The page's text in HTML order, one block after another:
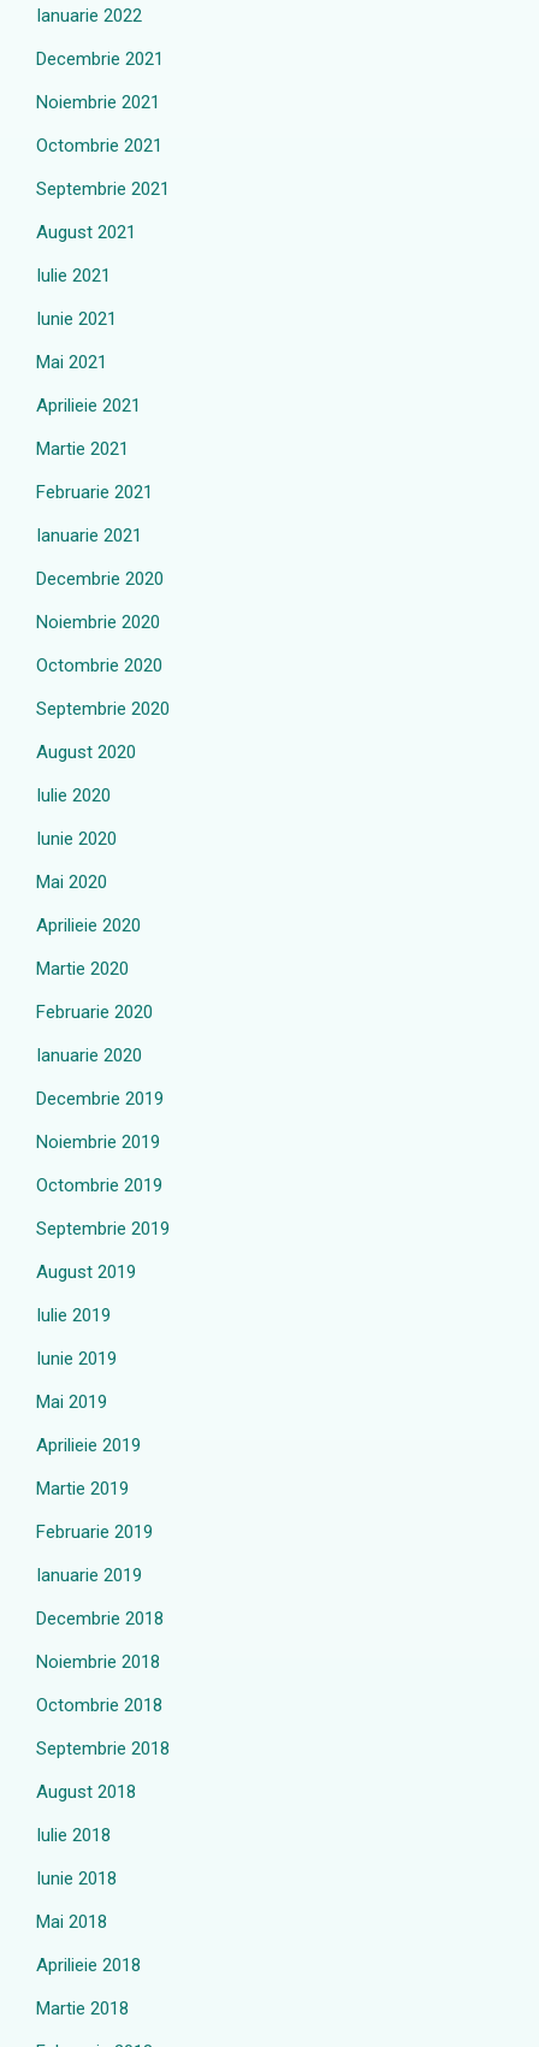
Ianuarie 2022
Decembrie 2021
Noiembrie 2021
Octombrie 2021
Septembrie 2021
August 2021
Iulie 2021
Iunie 2021
Mai 2021
Aprilieie 2021
Martie 2021
Februarie 2021
Ianuarie 2021
Decembrie 2020
Noiembrie 2020
Octombrie 2020
Septembrie 2020
August 2020
Iulie 2020
Iunie 2020
Mai 2020
Aprilieie 2020
Martie 2020
Februarie 2020
Ianuarie 2020
Decembrie 2019
Noiembrie 2019
Octombrie 2019
Septembrie 2019
August 2019
Iulie 2019
Iunie 2019
Mai 2019
Aprilieie 2019
Martie 2019
Februarie 2019
Ianuarie 2019
Decembrie 2018
Noiembrie 2018
Octombrie 2018
Septembrie 2018
August 2018
Iulie 2018
Iunie 2018
Mai 2018
Aprilieie 2018
Martie 2018